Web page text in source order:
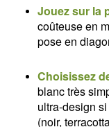
Jouez sur la
coûteuse en
pose en
Choisissez
blanc très
ultra-design
(noir,